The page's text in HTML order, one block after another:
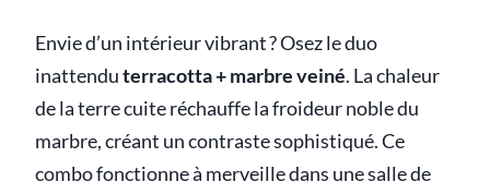
Envie d’un intérieur vibrant ? Osez le duo
inattenduterracotta + marbre veiné. La chaleur
de la terre cuite réchauffe la froideur noble du
marbre, créant un contraste sophistiqué. Ce
combo fonctionne à merveille dans une salle de